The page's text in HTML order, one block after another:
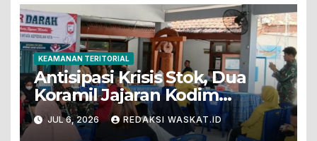
KEAMANAN TERITORIAL
Antisipasi Krisis Stok, Dua
Koramil Jajaran Kodim
Bojonegoro Gelar Bakti Sosial
Donor Darah
JUL 6, 2026 REDAKSI WASKAT.ID